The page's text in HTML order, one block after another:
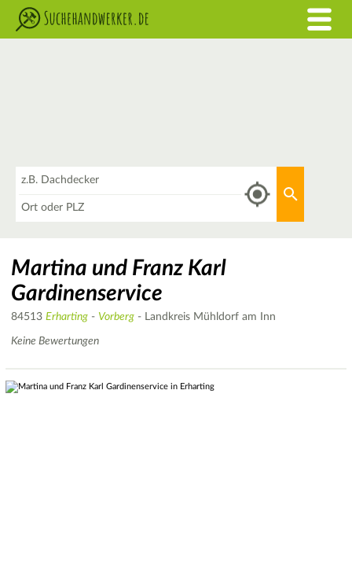
Martina und Franz Karl
Gardinenservice
84513 Erharting - Vorberg - Landkreis Mühldorf am Inn
Keine Bewertungen